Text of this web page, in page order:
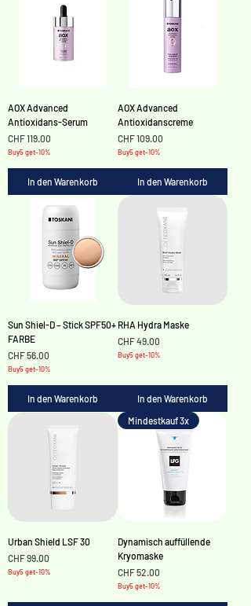
AOX Advanced
Antioxidans-Serum
Preis
CHF 119.00
Buy5 get-10%
In den Warenkorb
AOX Advanced
Antioxidanscreme
Preis
CHF 109.00
Buy5 get-10%
In den Warenkorb
Sun Shiel-D – Stick SPF50+
FARBE
Preis
CHF 56.00
Buy5 get-10%
In den Warenkorb
RHA Hydra Maske
Preis
CHF 49.00
Buy5 get-10%
In den Warenkorb
Urban Shield LSF 30
Preis
CHF 99.00
Buy5 get-10%
Mindestkauf 3x
Dynamisch auffüllende
Kryomaske
Preis
CHF 52.00
Buy5 get-10%